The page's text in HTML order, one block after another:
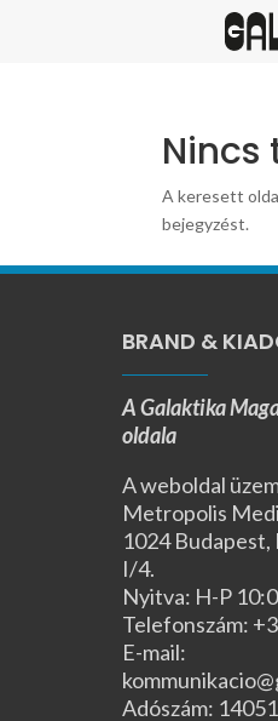
Nincs
A keresett
bejegyzést.
BRAND &
A Galaktika
oldala
A weboldal
Metropolis
1024 Budapest,
I/4.
Nyitva: H-P
Telefonszám:
E-mail:
Adószám: